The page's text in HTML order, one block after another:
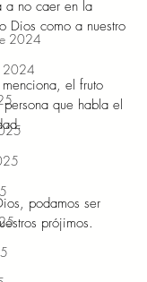
2024
2024
a no caer en la
Dios como a nuestro
el fruto
que habla el
podamos ser
prójimos.